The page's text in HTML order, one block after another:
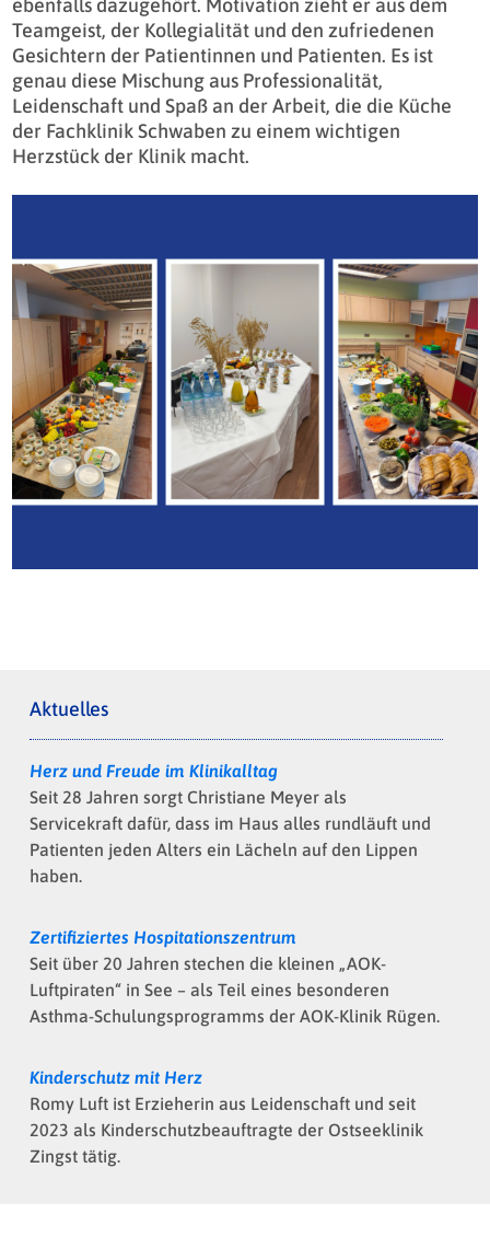
ebenfalls dazugehört. Motivation zieht er aus dem
Teamgeist, der Kollegialität und den zufriedenen
Gesichtern der Patientinnen und Patienten. Es ist
genau diese Mischung aus Professionalität,
Leidenschaft und Spaß an der Arbeit, die die Küche
der Fachklinik Schwaben zu einem wichtigen
Herzstück der Klinik macht.
Aktuelles
Herz und Freude im Klinikalltag
Seit 28 Jahren sorgt Christiane Meyer als
Servicekraft dafür, dass im Haus alles rundläuft und
Patienten jeden Alters ein Lächeln auf den Lippen
haben.
Zertifiziertes Hospitationszentrum
Seit über 20 Jahren stechen die kleinen „AOK-
Luftpiraten“ in See – als Teil eines besonderen
Asthma-Schulungsprogramms der AOK-Klinik Rügen.
Kinderschutz mit Herz
Romy Luft ist Erzieherin aus Leidenschaft und seit
2023 als Kinderschutzbeauftragte der Ostseeklinik
Zingst tätig.